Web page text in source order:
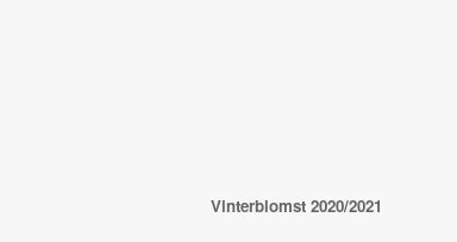
Vinterblomst 2020/2021